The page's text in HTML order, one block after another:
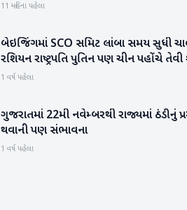
11 મહિના પહેલા
આંતરરાષ્ટ્રીય
બેઇજિંગમાં SCO સમિટ લાંબા સમય સુધી
રશિયન રાષ્ટ્રપતિ પુતિન પણ ચીન પહોંચે તેવી
1 વર્ષ પહેલા
હવામાન
ગુજરાતમાં 22મી નવેમ્બરથી રાજ્યમાં ઠંડીનું
થવાની પણ સંભાવના
1 વર્ષ પહેલા